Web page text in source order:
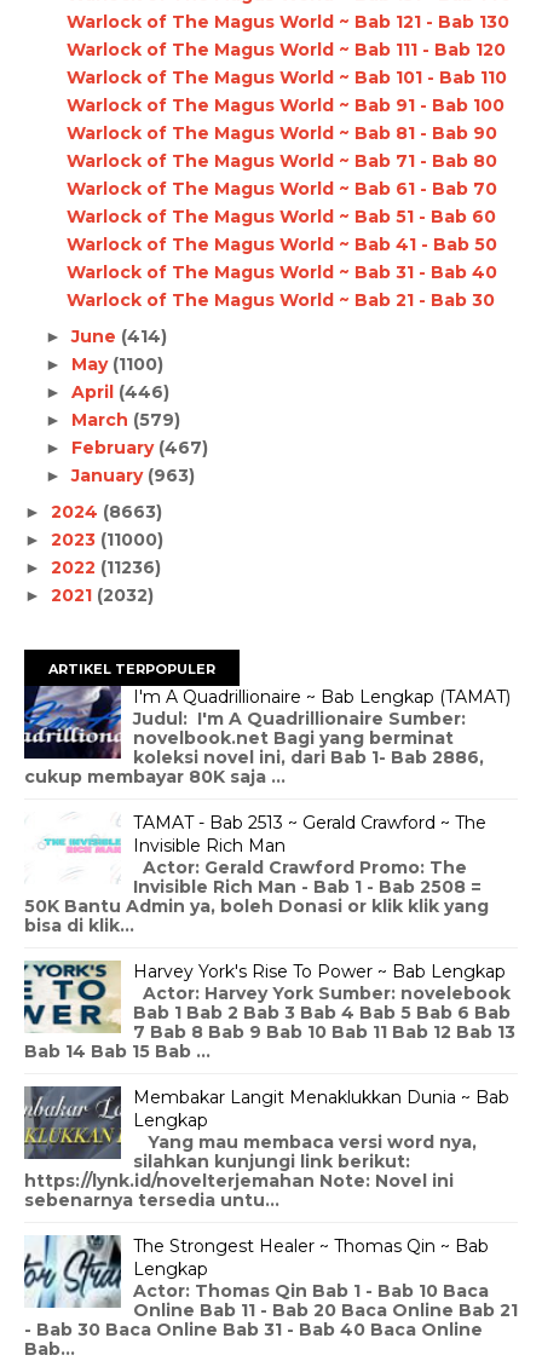
Warlock of The Magus World ~ Bab 121 - Bab 130
Warlock of The Magus World ~ Bab 111 - Bab 120
Warlock of The Magus World ~ Bab 101 - Bab 110
Warlock of The Magus World ~ Bab 91 - Bab 100
Warlock of The Magus World ~ Bab 81 - Bab 90
Warlock of The Magus World ~ Bab 71 - Bab 80
Warlock of The Magus World ~ Bab 61 - Bab 70
Warlock of The Magus World ~ Bab 51 - Bab 60
Warlock of The Magus World ~ Bab 41 - Bab 50
Warlock of The Magus World ~ Bab 31 - Bab 40
Warlock of The Magus World ~ Bab 21 - Bab 30
►June (414)
► May (1100)
► April (446)
► March (579)
► February (467)
►January (963)
► 2024 (8663)
► 2023 (11000)
► 2022 (11236)
► 2021 (2032)
ARTIKEL TERPOPULER
I'm A Quadrillionaire ~ Bab Lengkap (TAMAT)
Judul: I'm A Quadrillionaire Sumber:
novelbook.net Bagi yang berminat
koleksi novel ini, dari Bab 1- Bab 2886,
cukup membayar 80K saja ...
TAMAT - Bab 2513 ~ Gerald Crawford ~ The
Invisible Rich Man
Actor: Gerald Crawford Promo: The
Invisible Rich Man - Bab 1 - Bab 2508 =
50K Bantu Admin ya, boleh Donasi or klik klik yang
bisa di klik...
Harvey York's Rise To Power ~ Bab Lengkap
Actor: Harvey York Sumber: novelebook
Bab 1 Bab 2 Bab 3 Bab 4 Bab 5 Bab 6 Bab
7 Bab 8 Bab 9 Bab 10 Bab 11 Bab 12 Bab 13
Bab 14 Bab 15 Bab ...
Membakar Langit Menaklukkan Dunia ~ Bab
Lengkap
Yang mau membaca versi word nya,
silahkan kunjungi link berikut:
https://lynk.id/novelterjemahan Note: Novel ini
sebenarnya tersedia untu...
The Strongest Healer ~ Thomas Qin ~ Bab
Lengkap
Actor: Thomas Qin Bab 1 - Bab 10 Baca
Online Bab 11 - Bab 20 Baca Online Bab 21
- Bab 30 Baca Online Bab 31 - Bab 40 Baca Online
Bab...